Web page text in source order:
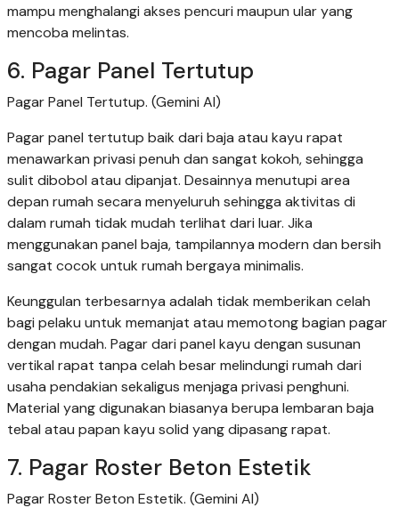
mampu menghalangi akses pencuri maupun ular yang
mencoba melintas.
6. Pagar Panel Tertutup
Pagar Panel Tertutup. (Gemini AI)
Pagar panel tertutup baik dari baja atau kayu rapat
menawarkan privasi penuh dan sangat kokoh, sehingga
sulit dibobol atau dipanjat. Desainnya menutupi area
depan rumah secara menyeluruh sehingga aktivitas di
dalam rumah tidak mudah terlihat dari luar. Jika
menggunakan panel baja, tampilannya modern dan bersih
sangat cocok untuk rumah bergaya minimalis.
Keunggulan terbesarnya adalah tidak memberikan celah
bagi pelaku untuk memanjat atau memotong bagian pagar
dengan mudah. Pagar dari panel kayu dengan susunan
vertikal rapat tanpa celah besar melindungi rumah dari
usaha pendakian sekaligus menjaga privasi penghuni.
Material yang digunakan biasanya berupa lembaran baja
tebal atau papan kayu solid yang dipasang rapat.
7. Pagar Roster Beton Estetik
Pagar Roster Beton Estetik. (Gemini AI)